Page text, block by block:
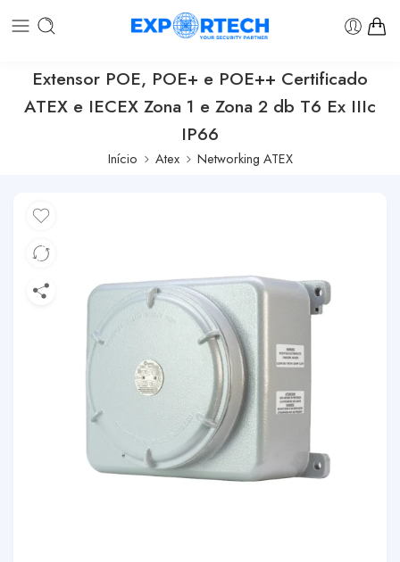
Extensor POE, POE+ e POE++ Certificado
ATEX e IECEX Zona 1 e Zona 2 db T6 Ex IIIc
IP66
Início Atex Networking ATEX